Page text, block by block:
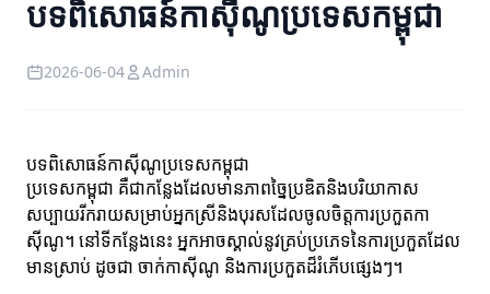
បទពិសោធន៍កាស៊ីណូប្រទេសកម្ពុជា
2026-06-04 Admin
បទពិសោធន៍កាស៊ីណូប្រទេសកម្ពុជា
ប្រទេសកម្ពុជា គឺជាកន្លែងដែលមានភាពច្នៃប្រឌិតនិងបរិយាកាស
សប្បាយរីករាយសម្រាប់អ្នកស្រីនិងបុរសដែលចូលចិត្តការប្រកួតកា
ស៊ីណូ។ នៅទីកន្លែងនេះ អ្នកអាចស្គាល់នូវគ្រប់ប្រភេទនៃការប្រកួតដែល
មានស្រាប់ ដូចជា ចាក់កាស៊ីណូ និងការប្រកួតដ៏រំភើបផ្សេងៗ។